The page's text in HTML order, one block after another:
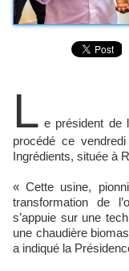
L e président de
procédé ce
Ingrédients, située à
« Cette usine,
transformation de
s’appuie sur une
une chaudière
a indiqué la